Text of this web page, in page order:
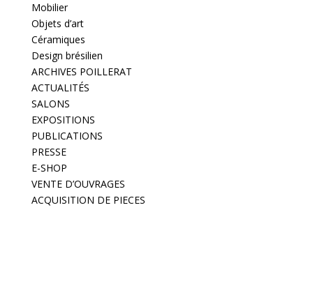
Mobilier
Objets d’art
Céramiques
Design brésilien
ARCHIVES POILLERAT
ACTUALITÉS
SALONS
EXPOSITIONS
PUBLICATIONS
PRESSE
E-SHOP
VENTE D’OUVRAGES
ACQUISITION DE PIECES